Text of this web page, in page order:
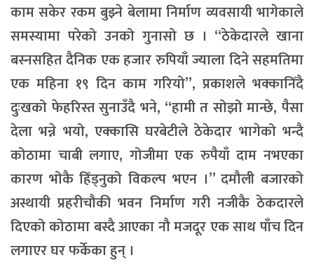
काम सकेर रकम बुझ्ने बेलामा निर्माण व्यवसायी भागेकाले
समस्यामा परेको उनको गुनासो छ । “ठेकेदारले खाना
बस्नसहित दैनिक एक हजार रुपियाँ ज्याला दिने सहमतिमा
एक महिना १९ दिन काम गरियो”, प्रकाशले भक्कानिँदै
दुःखको फेहरिस्त सुनाउँदै भने, “हामी त सोझो मान्छे, पैसा
देला भन्ने भयो, एक्कासि घरबेटीले ठेकेदार भागेको भन्दै
कोठामा चाबी लगाए, गोजीमा एक रुपैयाँ दाम नभएका
कारण भोकै हिँड्नुको विकल्प भएन ।” दमौली बजारको
अस्थायी प्रहरीचौकी भवन निर्माण गरी नजीकै ठेकदारले
दिएको कोठामा बस्दै आएका नौ मजदूर एक साथ पाँच दिन
लगाएर घर फर्केका हुन् ।